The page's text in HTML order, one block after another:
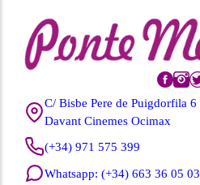
C/ Bisbe Pere de Puigdorfila 6
Davant Cinemes Ocimax
(+34) 971 575 399
Whatsapp: (+34) 663 36 05 03